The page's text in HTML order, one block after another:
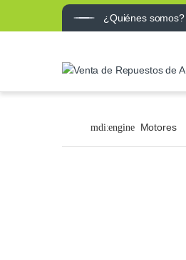
¿Quiénes somos?
Motores